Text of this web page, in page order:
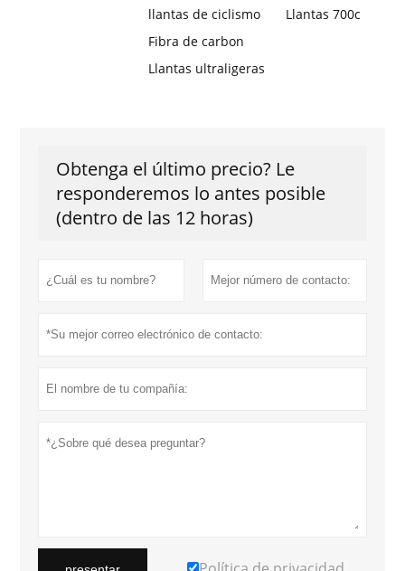
llantas de ciclismo
Llantas 700c
Fibra de carbon
Llantas ultraligeras
Obtenga el último precio? Le
responderemos lo antes posible
(dentro de las 12 horas)